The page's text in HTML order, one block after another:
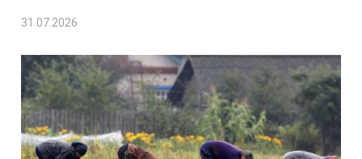
31.07.2026